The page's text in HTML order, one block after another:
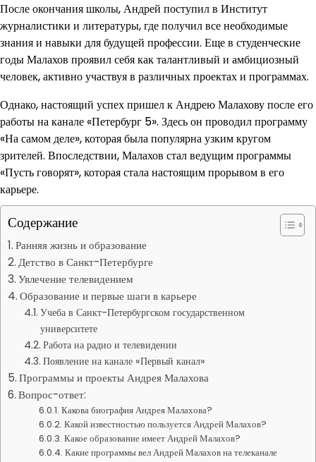
После окончания школы, Андрей поступил в Институт
журналистики и литературы, где получил все необходимые
знания и навыки для будущей профессии. Еще в студенческие
годы Малахов проявил себя как талантливый и амбициозный
человек, активно участвуя в различных проектах и программах.
Однако, настоящий успех пришел к Андрею Малахову после его
работы на канале «Петербург 5». Здесь он проводил программу
«На самом деле», которая была популярна узким кругом
зрителей. Впоследствии, Малахов стал ведущим программы
«Пусть говорят», которая стала настоящим прорывом в его
карьере.
Содержание
Ранняя жизнь и образование
Детство в Санкт-Петербурге
Увлечение телевидением
Образование и первые шаги в карьере
Учеба в Санкт-Петербургском государственном
университете
Работа на радио и телевидении
Появление на канале «Первый канал»
Программы и проекты Андрея Малахова
Вопрос-ответ:
Какова биография Андрея Малахова?
Какой известностью пользуется Андрей Малахов?
Какое образование имеет Андрей Малахов?
Какие программы вел Андрей Малахов на телеканале